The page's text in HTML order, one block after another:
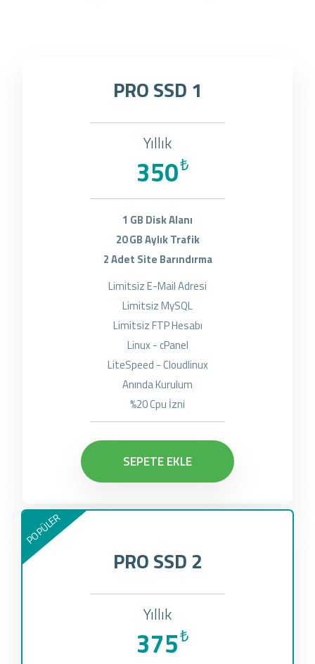
PRO SSD 1
Yıllık
₺
350
1 GB Disk Alanı
20 GB Aylık Trafik
2 Adet Site Barındırma
Limitsiz E-Mail Adresi
Limitsiz MySQL
Limitsiz FTP Hesabı
Linux - cPanel
LiteSpeed - Cloudlinux
Anında Kurulum
%20 Cpu İzni
SEPETE EKLE
POPÜLER
PRO SSD 2
Yıllık
₺
375